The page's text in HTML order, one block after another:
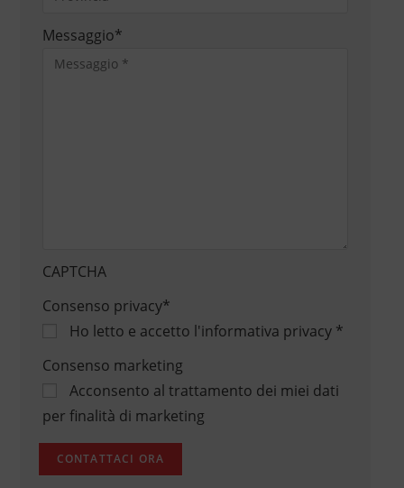
Messaggio*
CAPTCHA
Consenso privacy*
Ho letto e accetto l'informativa privacy*
Consenso marketing
Acconsento al trattamento dei miei dati
per finalità di marketing